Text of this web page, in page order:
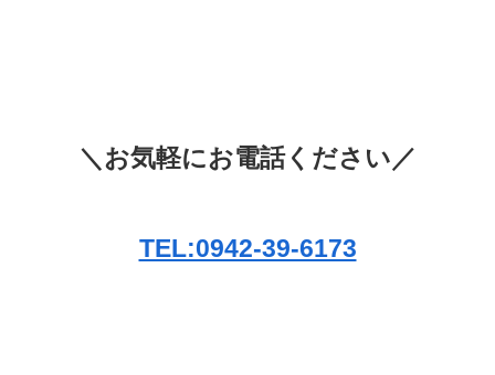
＼お気軽にお電話ください／
TEL:0942-39-6173